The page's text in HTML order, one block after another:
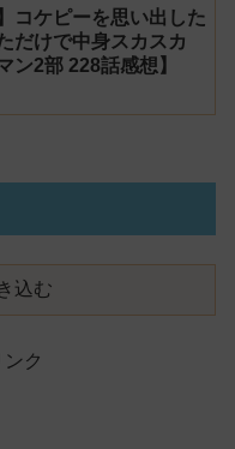
コケピーを思い出した
だけで中身スカスカ
ン2部 228話感想】
込む
ク